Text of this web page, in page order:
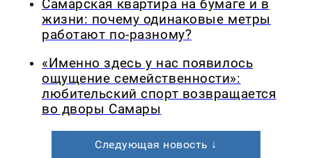
Самарская квартира на бумаге и в
жизни: почему одинаковые метры
работают по-разному?
«Именно здесь у нас появилось
ощущение семейственности»:
любительский спорт возвращается
во дворы Самары
Следующая новость ↓